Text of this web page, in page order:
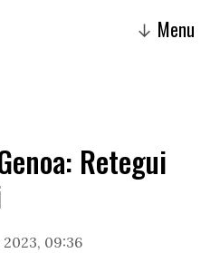
↓ Menu
Retegui
09:36